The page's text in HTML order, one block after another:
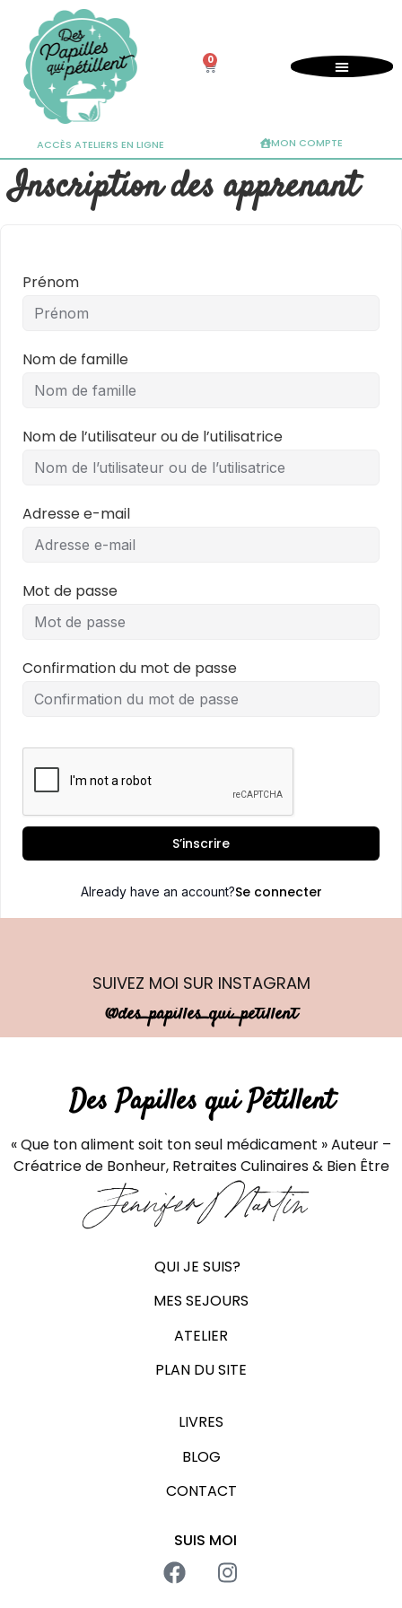
0
ACCÈS ATELIERS EN LIGNE MON COMPTE
Inscription des apprenant
Prénom
Nom de famille
Nom de l’utilisateur ou de l’utilisatrice
Adresse e-mail
Mot de passe
Confirmation du mot de passe
S’inscrire
Already have an account?Se connecter
SUIVEZ MOI SUR INSTAGRAM
@des_papilles_qui_petillent
Des Papilles qui Pétillent
« Que ton aliment soit ton seul médicament » Auteur –
Créatrice de Bonheur, Retraites Culinaires & Bien Être
Jennifer Martin
QUI JE SUIS?
MES SEJOURS
ATELIER
PLAN DU SITE
LIVRES
BLOG
CONTACT
SUIS MOI